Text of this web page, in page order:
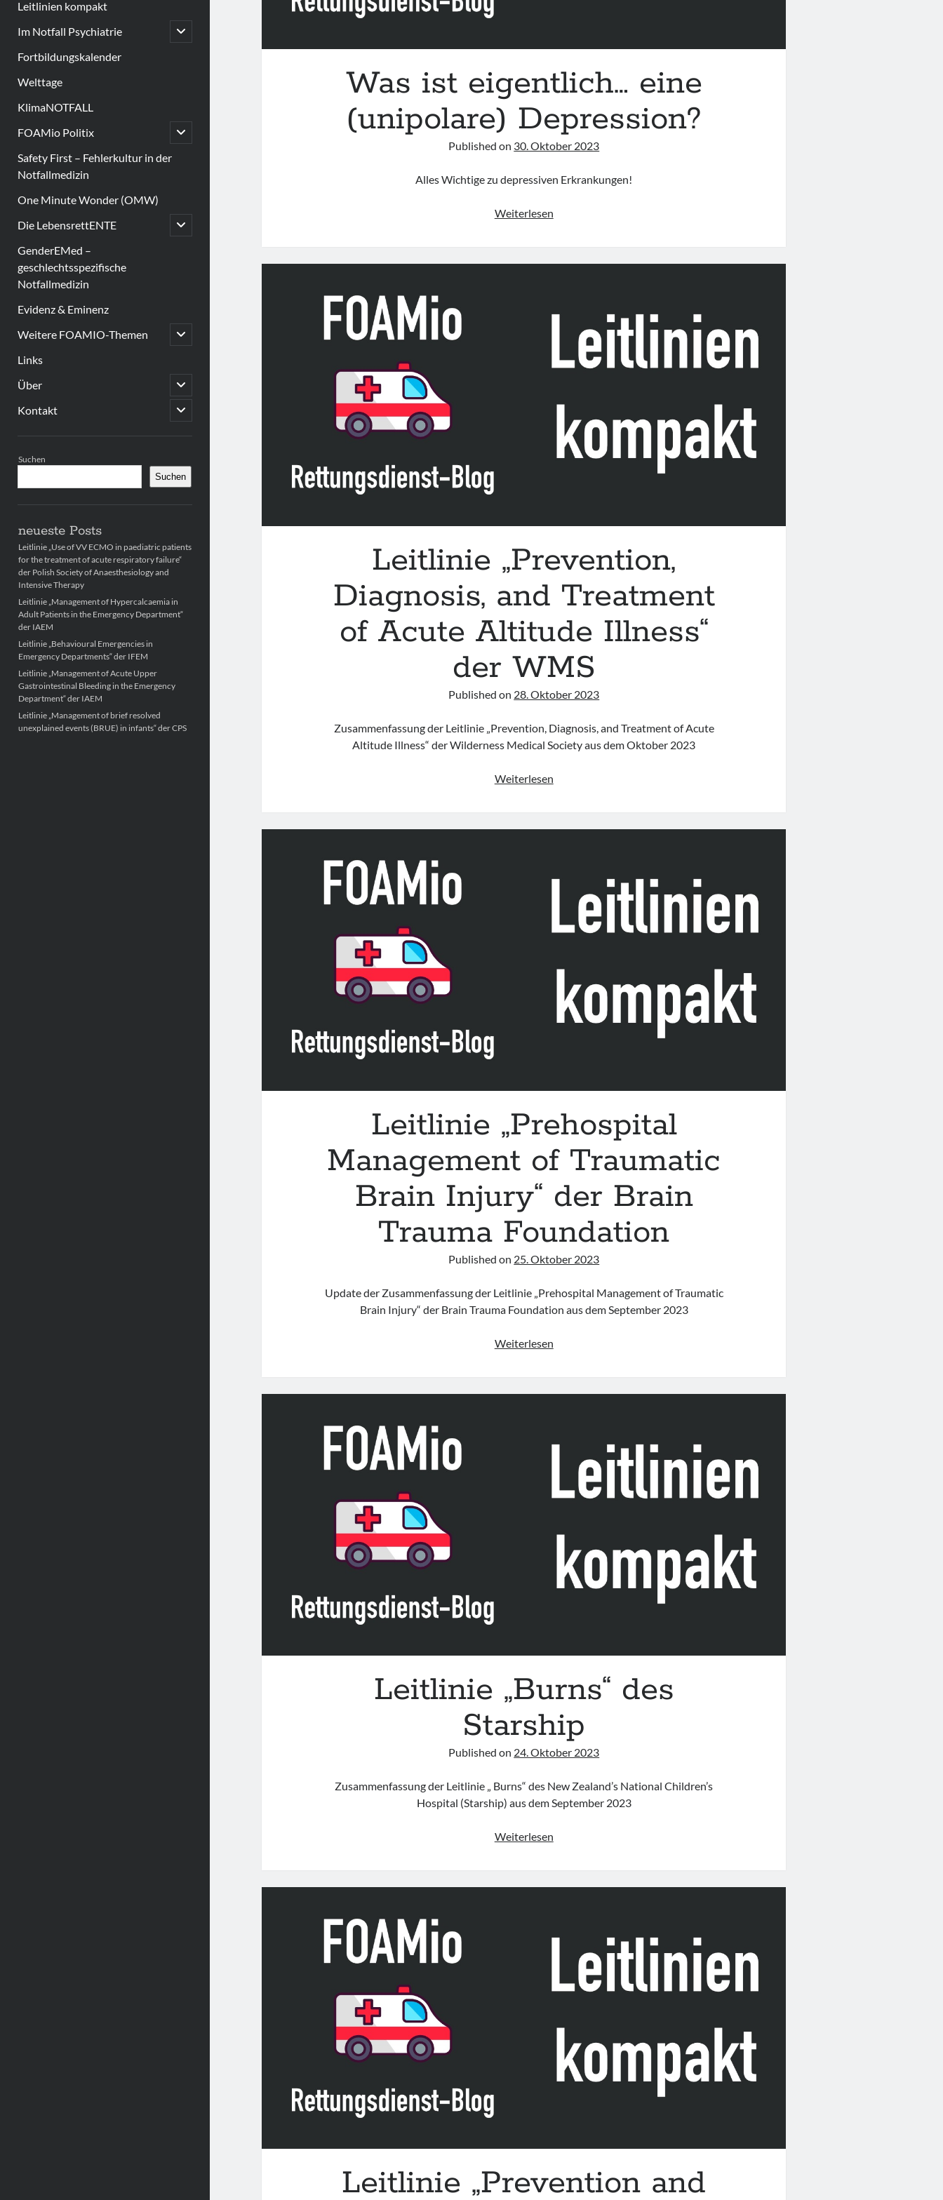
Leitlinien kompakt
Im Notfall Psychiatrie
open
child
Fortbildungskalender
Welttage
KlimaNOTFALL
FOAMio Politix
open
child
Safety First – Fehlerkultur in der
Notfallmedizin
One Minute Wonder (OMW)
Die LebensrettENTE
open
child
GenderEMed –
geschlechtsspezifische
Notfallmedizin
Evidenz & Eminenz
Weitere FOAMIO-Themen
open
child
Links
Über
open
child
menu
Kontakt
open
child
Suchen
Suchen
neueste Posts
Leitlinie „Use of VV ECMO in paediatric patients
for the treatment of acute respiratory failure“
der Polish Society of Anaesthesiology and
Intensive Therapy
Leitlinie „Management of Hypercalcaemia in
Adult Patients in the Emergency Department“
der IAEM
Leitlinie „Behavioural Emergencies in
Emergency Departments“ der IFEM
Leitlinie „Management of Acute Upper
Gastrointestinal Bleeding in the Emergency
Department“ der IAEM
Leitlinie „Management of brief resolved
unexplained events (BRUE) in infants“ der CPS
Was ist eigentlich… eine
(unipolare) Depression?
Published on 30. Oktober 2023
Alles Wichtige zu depressiven Erkrankungen!
WeiterlesenWas
eine
Leitlinie „Prevention,
Diagnosis, and Treatment
of Acute Altitude Illness“
der WMS
Published on 28. Oktober 2023
Zusammenfassung der Leitlinie „Prevention, Diagnosis, and Treatment of Acute
Altitude Illness“ der Wilderness Medical Society aus dem Oktober 2023
WeiterlesenLeitlinie
and
Acute
Altitude
Illness“
der
Leitlinie „Prehospital
Management of Traumatic
Brain Injury“ der Brain
Trauma Foundation
Published on 25. Oktober 2023
Update der Zusammenfassung der Leitlinie „Prehospital Management of Traumatic
Brain Injury“ der Brain Trauma Foundation aus dem September 2023
WeiterlesenLeitlinie
of
Injury“
Trauma
Leitlinie „Burns“ des
Starship
Published on 24. Oktober 2023
Zusammenfassung der Leitlinie „ Burns“ des New Zealand’s National Children’s
Hospital (Starship) aus dem September 2023
WeiterlesenLeitlinie
Starship
Leitlinie „Prevention and